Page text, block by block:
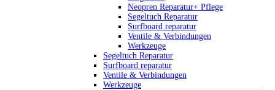
Neopren Reparatur+ Pflege
Segeltuch Reparatur
Surfboard reparatur
Ventile & Verbindungen
Werkzeuge
Segeltuch Reparatur
Surfboard reparatur
Ventile & Verbindungen
Werkzeuge